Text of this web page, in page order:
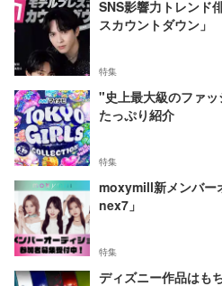
SNS影響力トレンド
スカウントダウン」
特集
"史上最大級のファ
たっぷり紹介
特集
moxymill新メンバー
nex7」
特集
ディズニー作品はも